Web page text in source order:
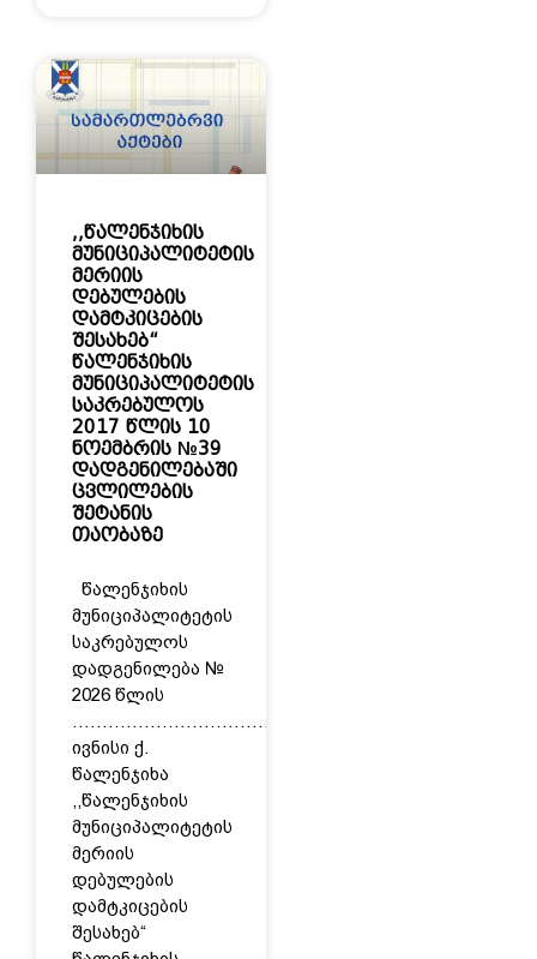
,,წალენჯიხის
მუნიციპალიტეტის
მერიის
დებულების
დამტკიცების
შესახებ“
წალენჯიხის
მუნიციპალიტეტის
საკრებულოს
2017 წლის 10
ნოემბრის №39
დადგენილებაში
ცვლილების
შეტანის
თაობაზე
წალენჯიხის
მუნიციპალიტეტის
საკრებულოს
დადგენილება №
2026 წლის
……………………………..
ივნისი ქ.
წალენჯიხა
,,წალენჯიხის
მუნიციპალიტეტის
მერიის
დებულების
დამტკიცების
შესახებ“